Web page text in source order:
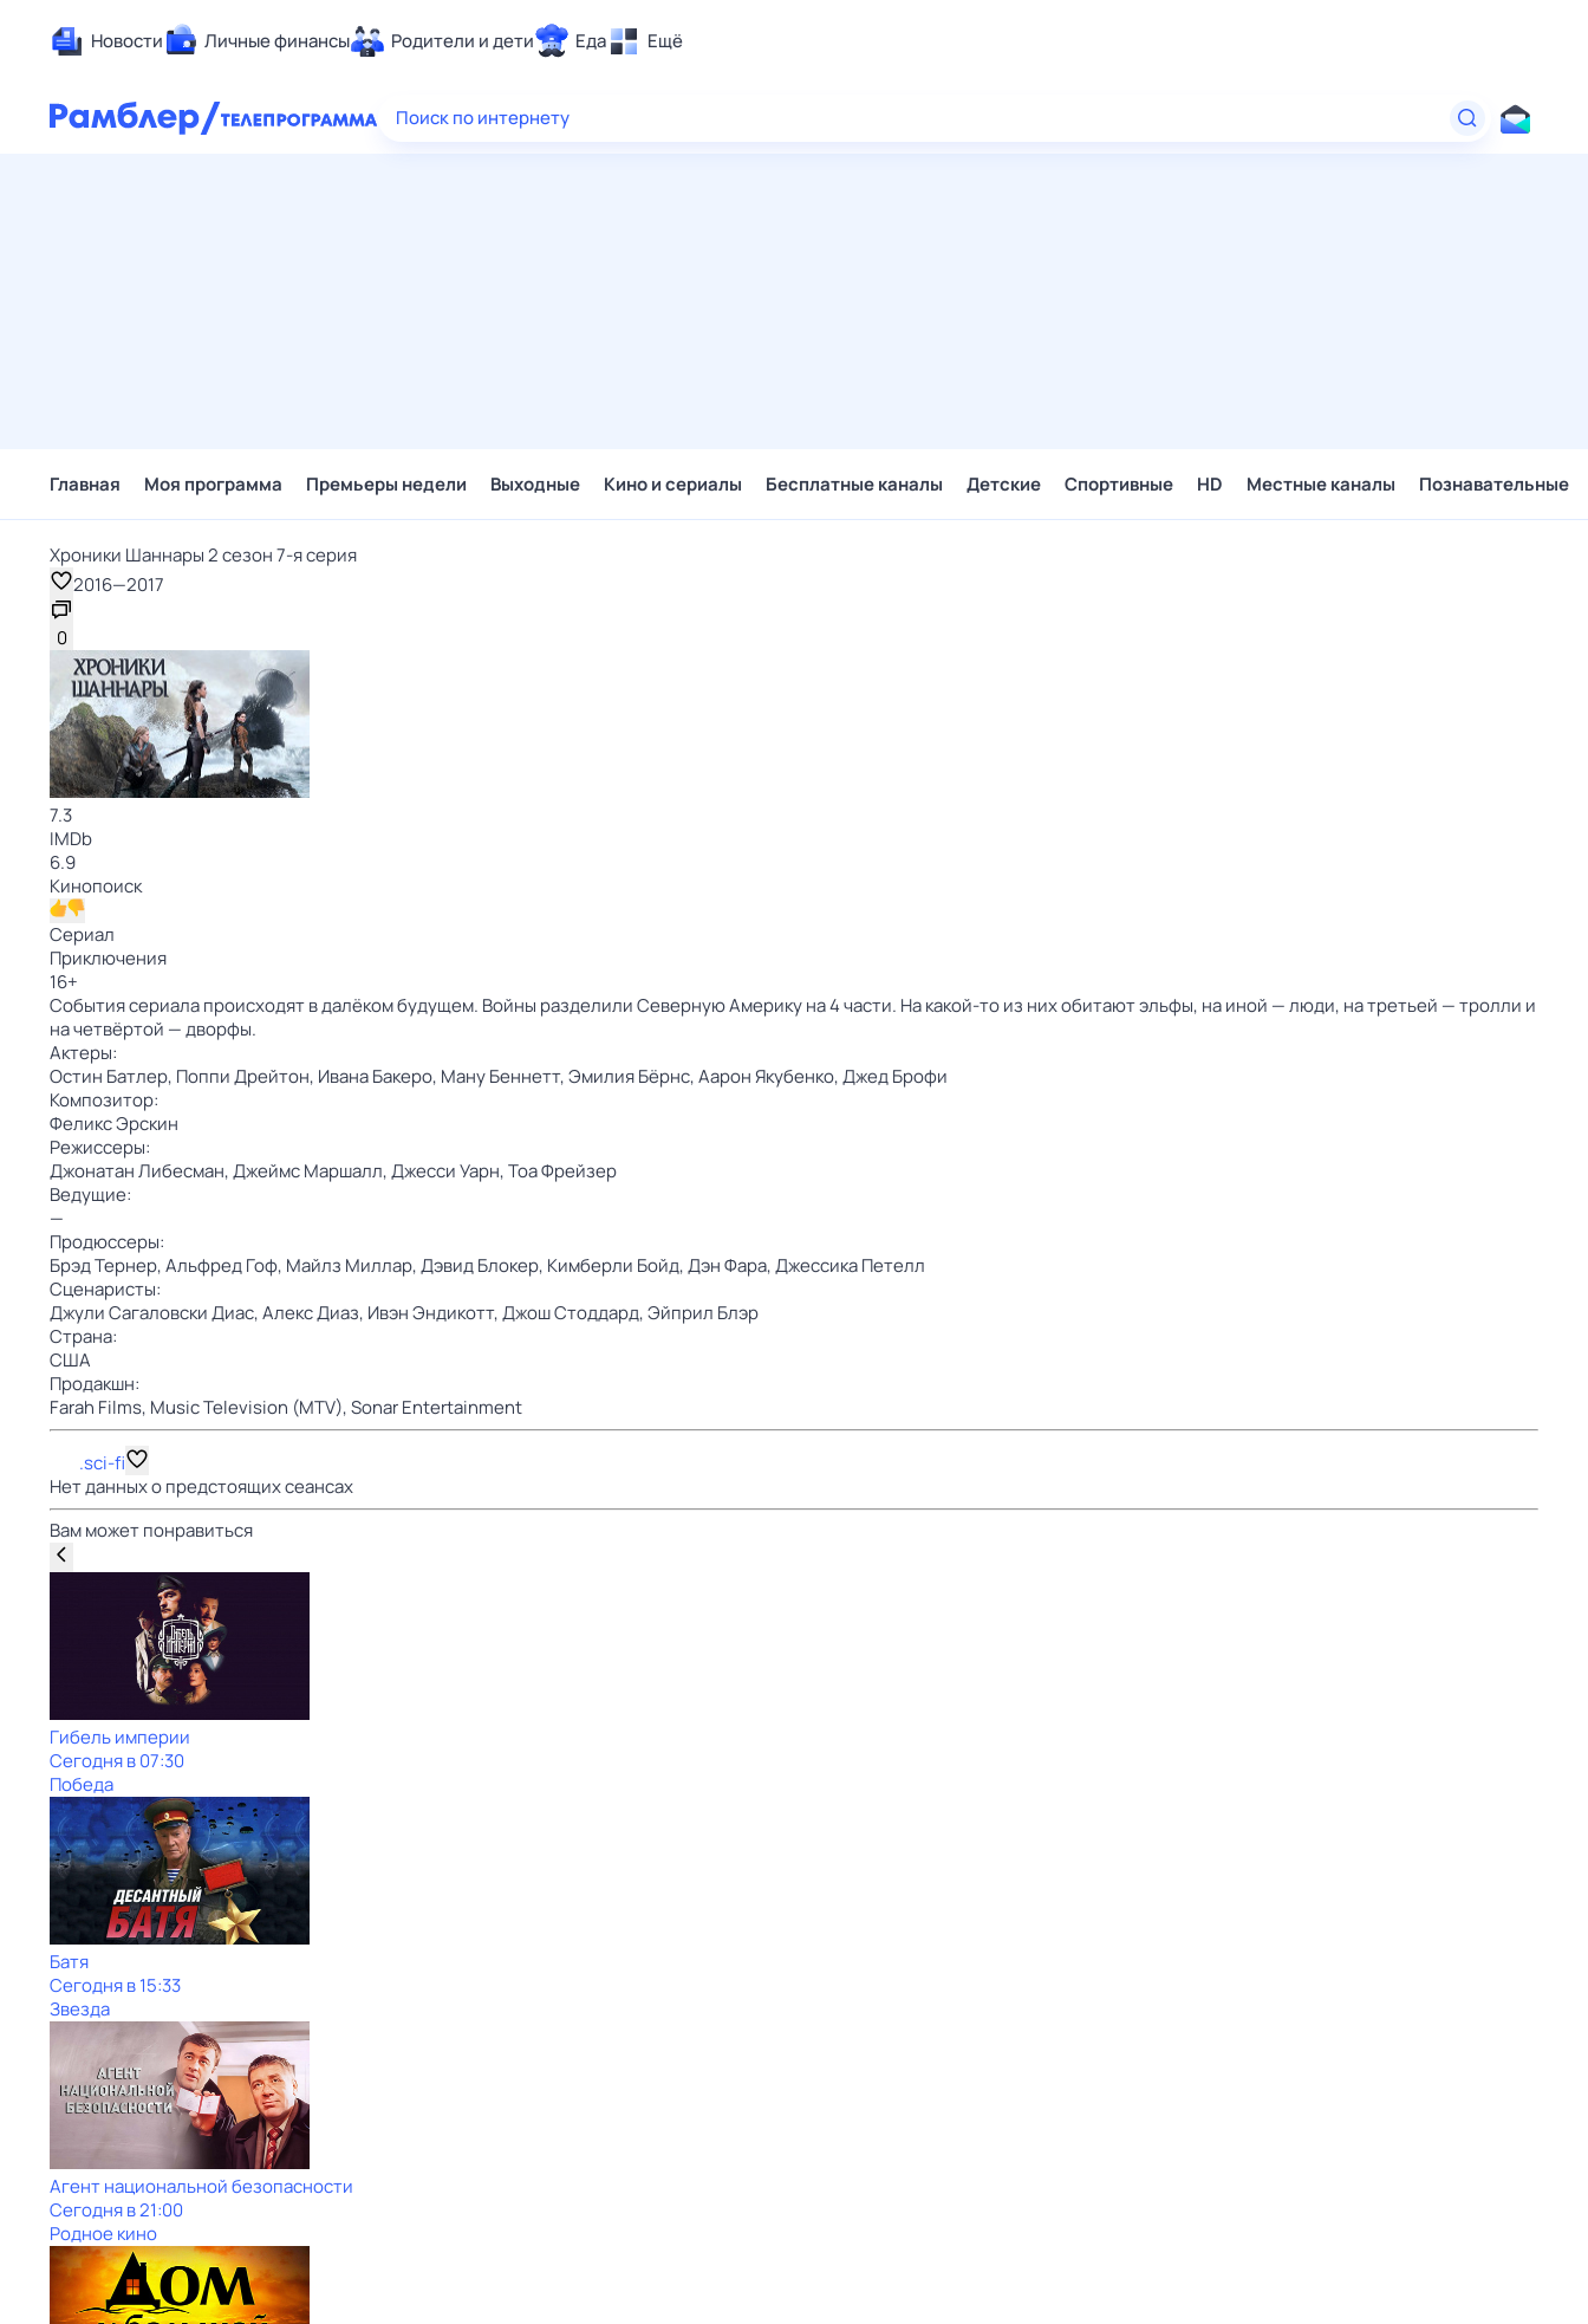
Новости Личные финансы Родители и дети Еда Ещё
Здоровье
Поиск по интернету
Главная Моя программа Премьеры недели Выходные Кино и сериалы Бесплатные каналы Детские Спортивные HD Местные каналы Познавательные
Хроники Шаннары 2 сезон 7-я серия
2016—2017
0
7.3
IMDb
6.9
Кинопоиск
Сериал
Приключения
16+
События сериала происходят в далёком будущем. Войны разделили Северную Америку на 4 части. На какой-то из них обитают эльфы, на иной — люди, на третьей — тролли и
на четвёртой — дворфы.
Актеры:
Остин Батлер, Поппи Дрейтон, Ивана Бакеро, Ману Беннетт,Эмилия Бёрнс,Аарон Якубенко,Джед Брофи
Композитор:
Феликс Эрскин
Режиссеры:
Джонатан Либесман,Джеймс Маршалл,Джесси Уарн,Тоа Фрейзер
Ведущие:
—
Продюссеры:
Брэд Тернер,Альфред Гоф, Майлз Миллар,Дэвид Блокер, Кимберли Бойд,Дэн Фара,Джессика Петелл
Сценаристы:
Джули Сагаловски Диас,Алекс Диаз, Ивэн Эндикотт,Джош Стоддард,Эйприл Блэр
Страна:
США
Продакшн:
Farah Films, Music Television (MTV),Sonar Entertainment
.sci-fi
Нет данных о предстоящих сеансах
Вам может понравиться
Гибель империи
Сегодня в 07:30
Победа
Батя
Сегодня в 15:33
Звезда
Агент национальной безопасности
Сегодня в 21:00
Родное кино